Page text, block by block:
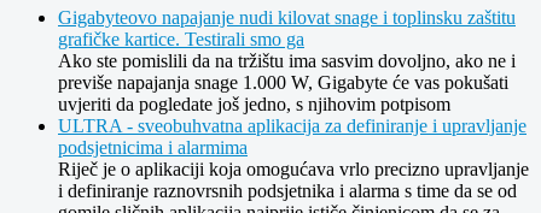
Gigabyteovo napajanje nudi kilovat snage i toplinsku zaštitu
grafičke kartice. Testirali smo ga
Ako ste pomislili da na tržištu ima sasvim dovoljno, ako ne i
previše napajanja snage 1.000 W, Gigabyte će vas pokušati
uvjeriti da pogledate još jedno, s njihovim potpisom
ULTRA - sveobuhvatna aplikacija za definiranje i upravljanje
podsjetnicima i alarmima
Riječ je o aplikaciji koja omogućava vrlo precizno upravljanje
i definiranje raznovrsnih podsjetnika i alarma s time da se od